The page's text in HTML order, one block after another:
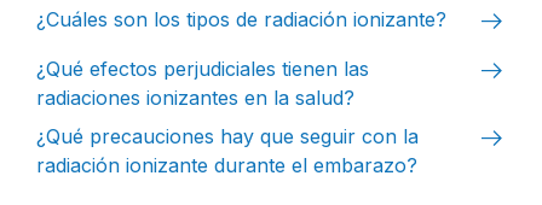
¿Cuáles son los tipos de radiación ionizante? arrow_right_alt
¿Qué efectos perjudiciales tienen las
radiaciones ionizantes en la salud?
arrow_right_alt
¿Qué precauciones hay que seguir con la
radiación ionizante durante el embarazo?
arrow_right_alt